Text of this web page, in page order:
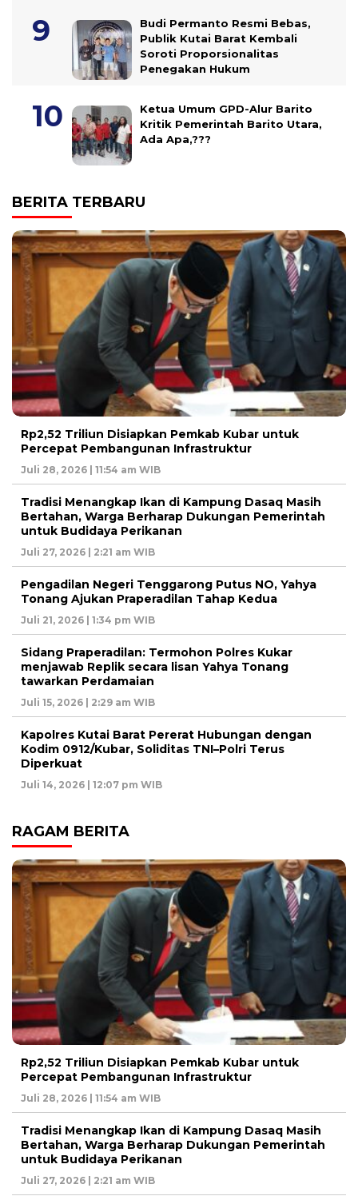
Budi Permanto Resmi Bebas,
Publik Kutai Barat Kembali
Soroti Proporsionalitas
Penegakan Hukum
Ketua Umum GPD-Alur Barito
Kritik Pemerintah Barito Utara,
Ada Apa,???
BERITA TERBARU
Rp2,52 Triliun Disiapkan Pemkab Kubar untuk
Percepat Pembangunan Infrastruktur
Juli 28, 2026 | 11:54 am WIB
Tradisi Menangkap Ikan di Kampung Dasaq Masih
Bertahan, Warga Berharap Dukungan Pemerintah
untuk Budidaya Perikanan
Juli 27, 2026 | 2:21 am WIB
Pengadilan Negeri Tenggarong Putus NO, Yahya
Tonang Ajukan Praperadilan Tahap Kedua
Juli 21, 2026 | 1:34 pm WIB
Sidang Praperadilan: Termohon Polres Kukar
menjawab Replik secara lisan Yahya Tonang
tawarkan Perdamaian
Juli 15, 2026 | 2:29 am WIB
Kapolres Kutai Barat Pererat Hubungan dengan
Kodim 0912/Kubar, Soliditas TNI–Polri Terus
Diperkuat
Juli 14, 2026 | 12:07 pm WIB
RAGAM BERITA
Rp2,52 Triliun Disiapkan Pemkab Kubar untuk
Percepat Pembangunan Infrastruktur
Juli 28, 2026 | 11:54 am WIB
Tradisi Menangkap Ikan di Kampung Dasaq Masih
Bertahan, Warga Berharap Dukungan Pemerintah
untuk Budidaya Perikanan
Juli 27, 2026 | 2:21 am WIB